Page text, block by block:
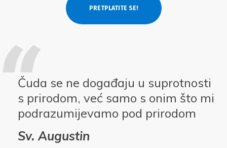
Čuda se ne događaju u suprotnosti
s prirodom, već samo s onim što mi
podrazumijevamo pod prirodom
Sv. Augustin